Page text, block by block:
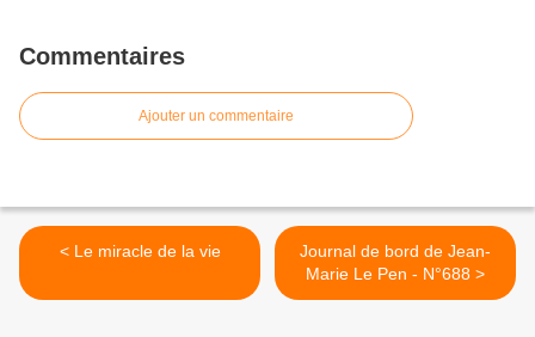
Commentaires
Ajouter un commentaire
< Le miracle de la vie
Journal de bord de Jean-
Marie Le Pen - N°688 >